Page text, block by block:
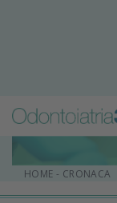
HOME - CRONACA